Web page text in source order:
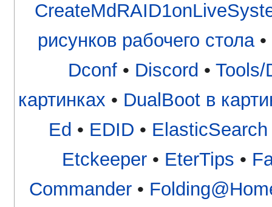
рисунков рабочего стола•
Dconf • Discord • Tools/
картинках • DualBoot в
Ed • EDID • ElasticSearch
Etckeeper• EterTips •
Commander•